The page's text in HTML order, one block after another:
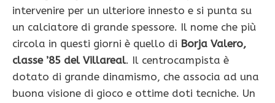
intervenire per un ulteriore innesto e si punta su
un calciatore di grande spessore. Il nome che più
circola in questi giorni è quello di Borja Valero,
classe ’85 del Villareal. Il centrocampista è
dotato di grande dinamismo, che associa ad una
buona visione di gioco e ottime doti tecniche. Un